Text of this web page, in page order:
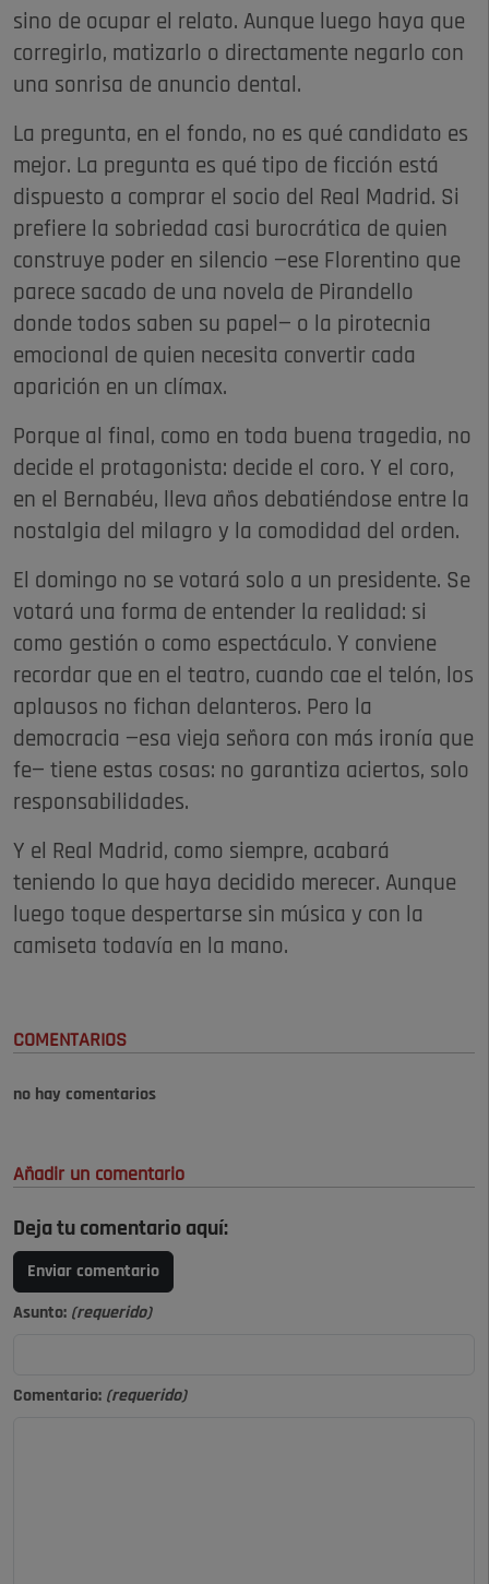
sino de ocupar el relato. Aunque luego haya que
corregirlo, matizarlo o directamente negarlo con
una sonrisa de anuncio dental.
La pregunta, en el fondo, no es qué candidato es
mejor. La pregunta es qué tipo de ficción está
dispuesto a comprar el socio del Real Madrid. Si
prefiere la sobriedad casi burocrática de quien
construye poder en silencio —ese Florentino que
parece sacado de una novela de Pirandello
donde todos saben su papel— o la pirotecnia
emocional de quien necesita convertir cada
aparición en un clímax.
Porque al final, como en toda buena tragedia, no
decide el protagonista: decide el coro. Y el coro,
en el Bernabéu, lleva años debatiéndose entre la
nostalgia del milagro y la comodidad del orden.
El domingo no se votará solo a un presidente. Se
votará una forma de entender la realidad: si
como gestión o como espectáculo. Y conviene
recordar que en el teatro, cuando cae el telón, los
aplausos no fichan delanteros. Pero la
democracia —esa vieja señora con más ironía que
fe— tiene estas cosas: no garantiza aciertos, solo
responsabilidades.
Y el Real Madrid, como siempre, acabará
teniendo lo que haya decidido merecer. Aunque
luego toque despertarse sin música y con la
camiseta todavía en la mano.
COMENTARIOS
no hay comentarios
Añadir un comentario
Deja tu comentario aquí:
Enviar comentario
Asunto: (requerido)
Comentario: (requerido)